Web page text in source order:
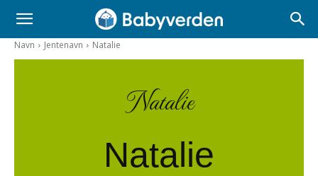
Navn Jentenavn Natalie
Natalie
Natalie